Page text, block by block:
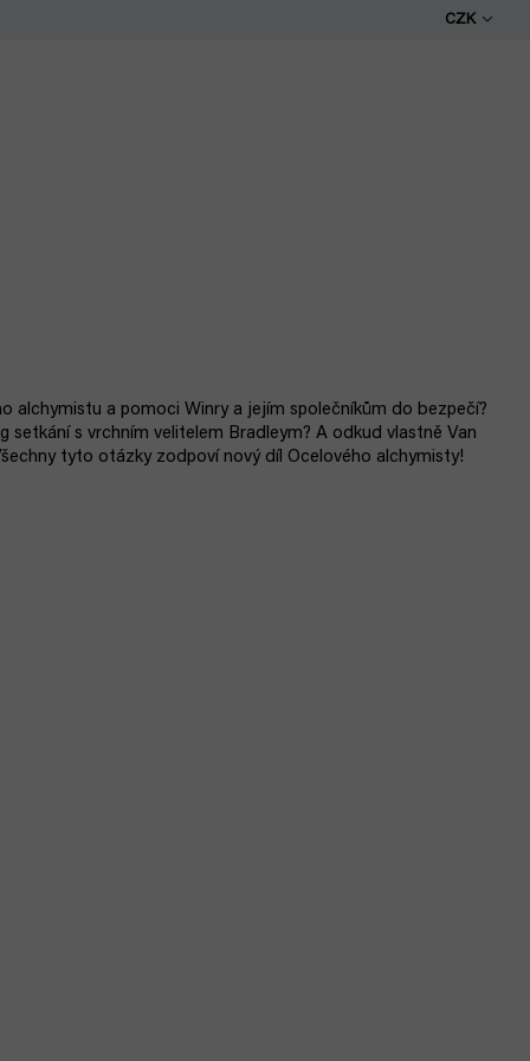
CZK
alchymistu a pomoci Winry a jejím společníkům do bezpečí?
setkání s vrchním velitelem Bradleym? A odkud vlastně Van
tyto otázky zodpoví nový díl Ocelového alchymisty!